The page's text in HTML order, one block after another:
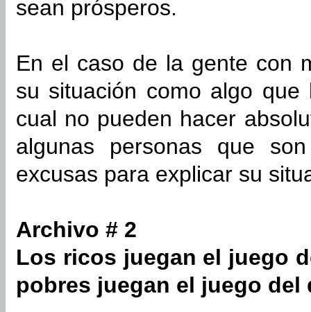
sean prósperos.
En el caso de la gente con
su situación como algo
cual no pueden hacer
algunas personas que
excusas para explicar su
Archivo # 2
Los ricos juegan el juego
pobres juegan el juego del